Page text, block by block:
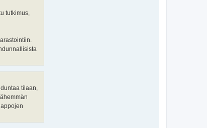
tutkimus,
tilaan,